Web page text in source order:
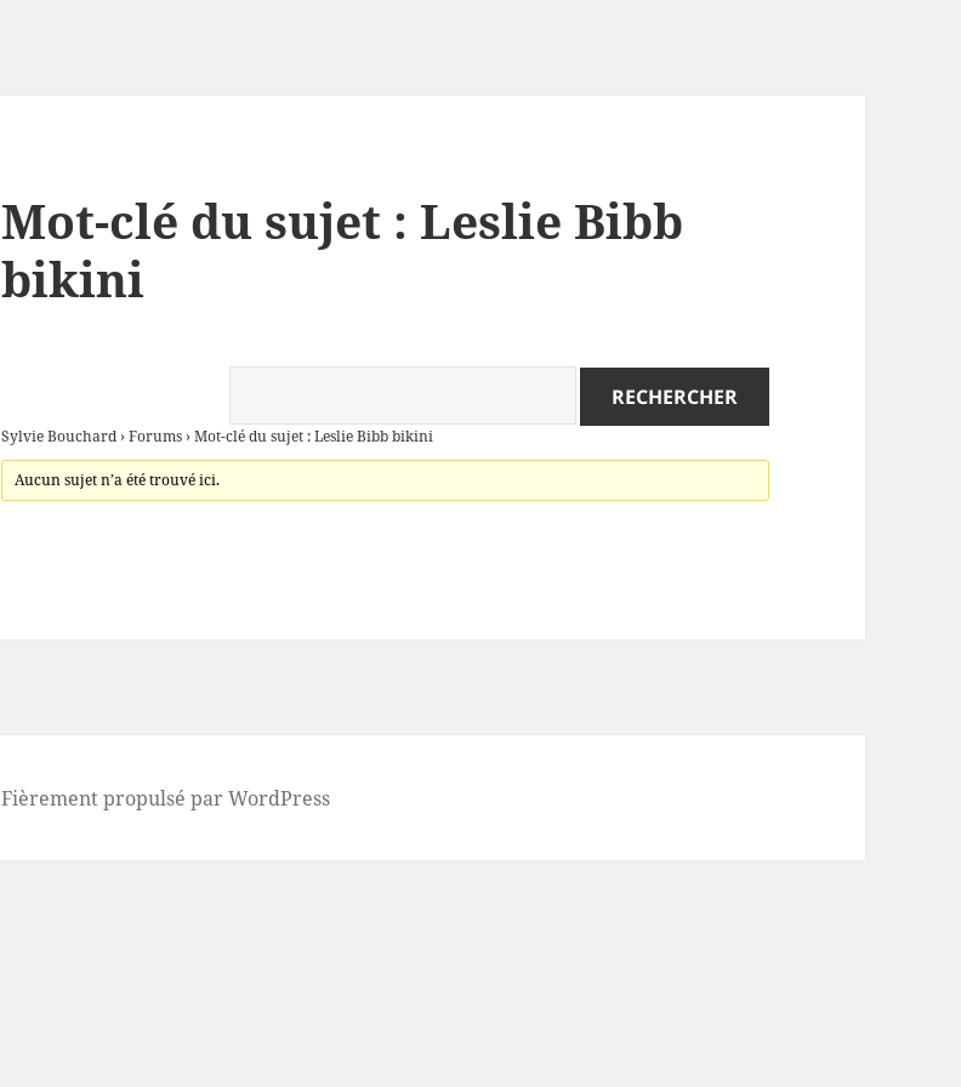
Mot-clé du sujet : Leslie Bibb
bikini
Sylvie Bouchard ›Forums ›Mot-clé du sujet : Leslie Bibb bikini
Aucun sujet n’a été trouvé ici.
Fièrement propulsé par WordPress